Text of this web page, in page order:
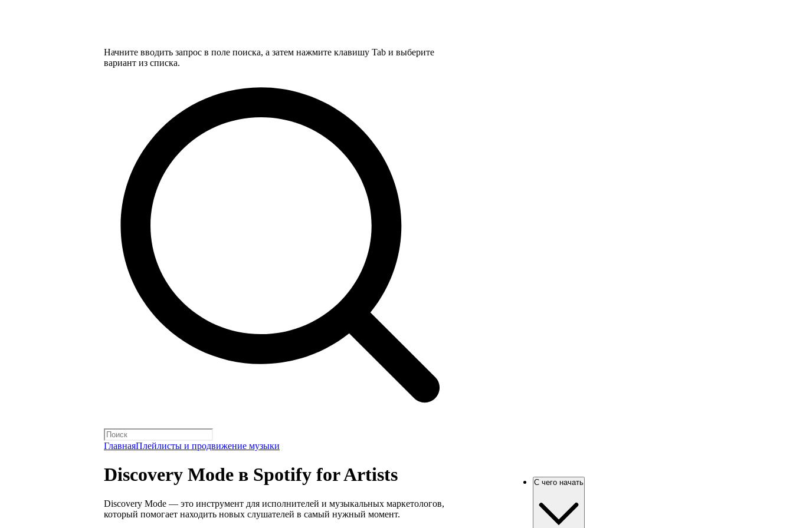
Начните вводить запрос в поле поиска, а затем нажмите клавишу Tab и выберите
вариант из списка.
ГлавнаяПлейлисты и продвижение музыки
Discovery Mode в Spotify for Artists
Discovery Mode — это инструмент для исполнителей и музыкальных маркетологов,
который помогает находить новых слушателей в самый нужный момент.
С чего начать